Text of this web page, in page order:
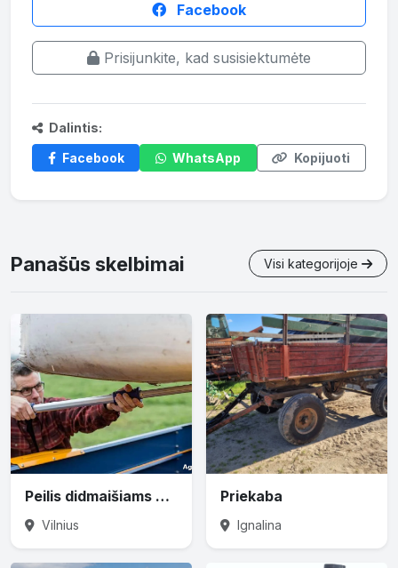
Facebook
Prisijunkite, kad susisiektumėte
Dalintis:
Facebook
WhatsApp Kopijuoti
Panašūs skelbimai Visi kategorijoje
Peilis didmaišiams prapjauti
Vilnius
Priekaba
Ignalina